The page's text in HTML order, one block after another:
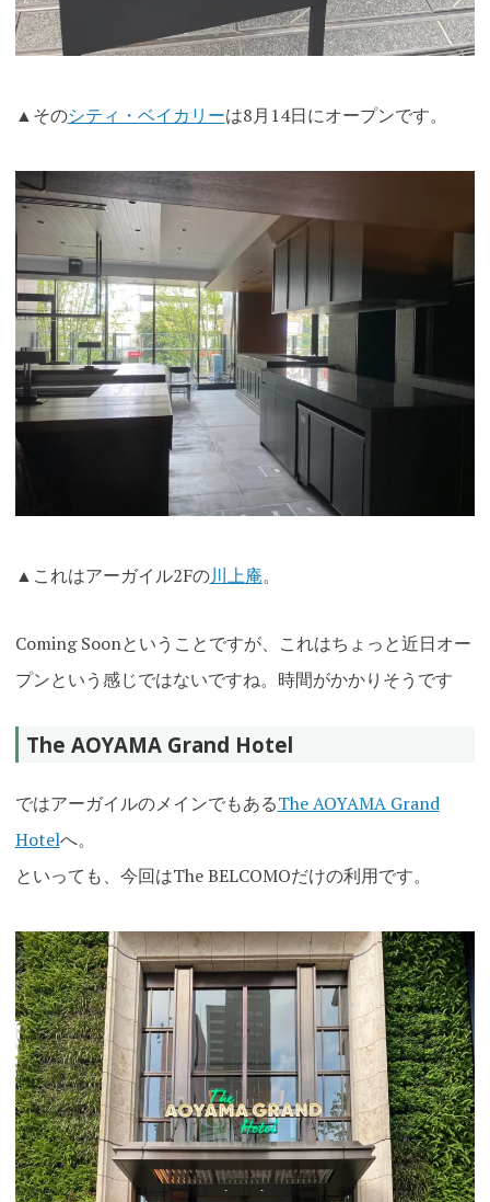
▲そのシティ・ベイカリーは8月14日にオープンです。
▲これはアーガイル2Fの川上庵。
Coming Soonということですが、これはちょっと近日オー
プンという感じではないですね。時間がかかりそうです
The AOYAMA Grand Hotel
ではアーガイルのメインでもあるThe AOYAMA Grand
Hotelへ。
といっても、今回はThe BELCOMOだけの利用です。